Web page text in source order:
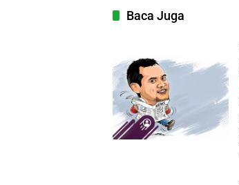
Baca Juga